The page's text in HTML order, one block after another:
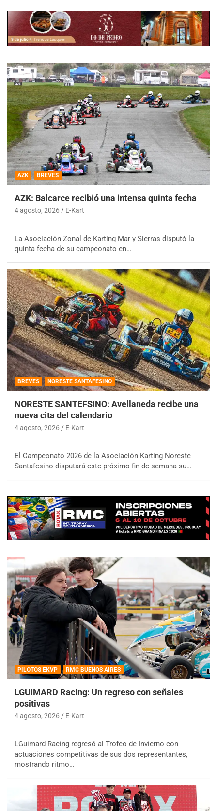
AZK BREVES
AZK: Balcarce recibió una intensa quinta fecha
4 agosto, 2026 E-Kart
La Asociación Zonal de Karting Mar y Sierras disputó la
quinta fecha de su campeonato en…
BREVES NORESTE SANTAFESINO
NORESTE SANTEFSINO: Avellaneda recibe una
nueva cita del calendario
4 agosto, 2026 E-Kart
El Campeonato 2026 de la Asociación Karting Noreste
Santafesino disputará este próximo fin de semana su…
PILOTOS EKVP RMC BUENOS AIRES
LGUIMARD Racing: Un regreso con señales
positivas
4 agosto, 2026 E-Kart
LGuimard Racing regresó al Trofeo de Invierno con
actuaciones competitivas de sus dos representantes,
mostrando ritmo…